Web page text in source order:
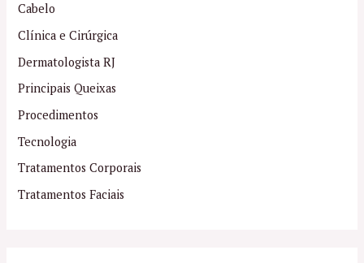
Cabelo
Clínica e Cirúrgica
Dermatologista RJ
Principais Queixas
Procedimentos
Tecnologia
Tratamentos Corporais
Tratamentos Faciais